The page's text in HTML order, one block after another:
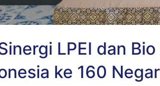
LPEI dan
ke 160